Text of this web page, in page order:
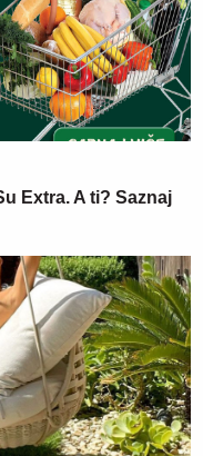
Extra. A ti? Saznaj